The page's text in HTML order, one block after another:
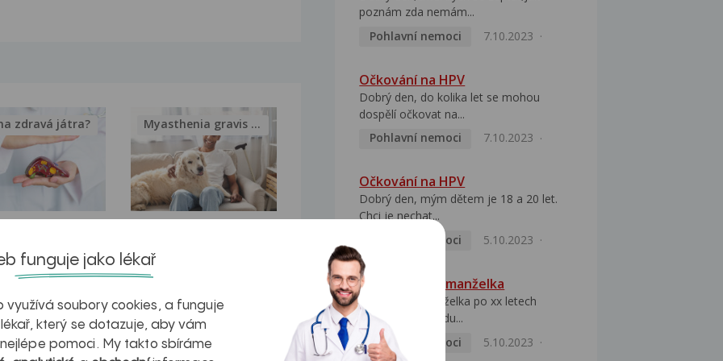
v datech a
zdravá játra?
léčba
myastenie –
naděje pro ty,
Myasthenia gravis – vše, co...
poznám zda nemám...
Pohlavní nemoci
7.10.2023
Očkování na HPV
Dobrý den, do kolika let se mohou
dospělí očkovat na...
Pohlavní nemoci
7.10.2023
Očkování na HPV
Dobrý den, mým dětem je 18 a 20 let.
Chci je nechat...
Pohlavní nemoci
5.10.2023
HPV pozitivní manželka
Dobrý den, manželka po xx letech
přivezla z Východu...
Pohlavní nemoci
5.10.2023
funguje jako lékař
využívá soubory cookies, a funguje
který se dotazuje, aby vám
pomoci. My takto sbíráme